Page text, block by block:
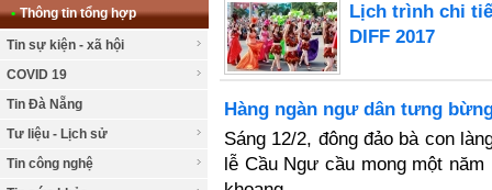
• Thông tin tổng hợp
Tin sự kiện - xã hội
COVID 19
Tin Đà Nẵng
Tư liệu - Lịch sử
Tin công nghệ
Lịch trình chi
DIFF 2017
Hàng ngàn ngư dân tưng
Sáng 12/2, đông đảo bà con
lễ Cầu Ngư cầu mong một